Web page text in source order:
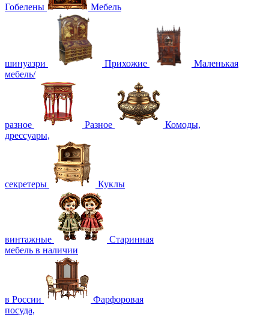
Гобелены Мебель
шинуазри Прихожие
Маленькая
мебель/
разное Разное
Комоды,
дрессуары,
секретеры Куклы
винтажные
Старинная
мебель в наличии
в России
Фарфоровая
посуда,